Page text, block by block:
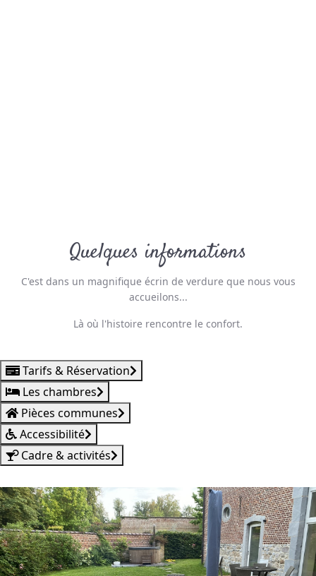
Quelques informations
C'est dans un magnifique écrin de verdure que nous vous
accueilons...
Là où l'histoire rencontre le confort.
Tarifs & Réservation
Les chambres
Pièces communes
Accessibilité
Cadre & activités